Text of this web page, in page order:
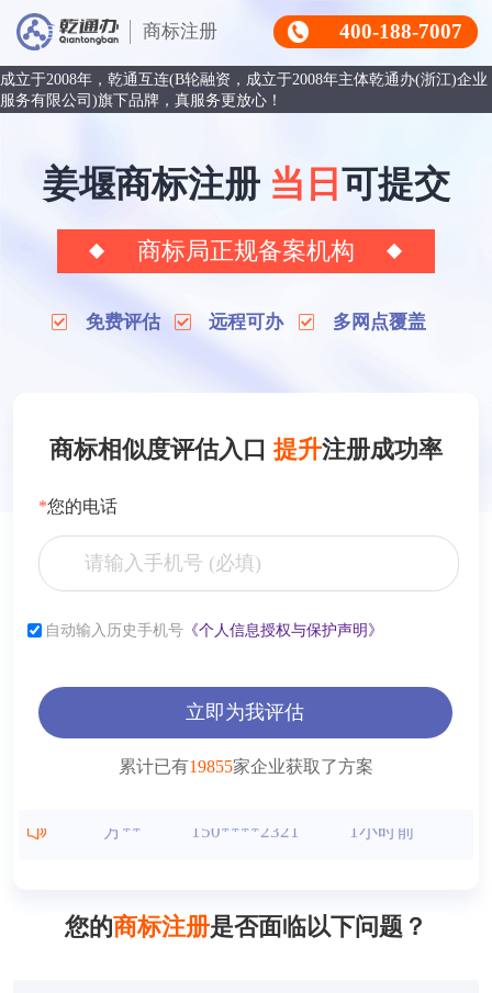
商标注册 400-188-7007
成立于2008年，乾通互连(B轮融资，成立于2008年主体乾通办(浙江)企业
服务有限公司)旗下品牌，真服务更放心！
姜堰商标注册 当日 可提交
商标局正规备案机构
免费评估 远程可办 多网点覆盖
商标相似度评估入口 提升注册成功率
*您的电话
自动输入历史手机号《个人信息授权与保护声明》
立即为我评估
累计已有19855家企业获取了方案
张** 153****2321
150****9568
王** 150****2321 1小时前
方** 150****2321 1小时前
您的商标注册是否面临以下问题？